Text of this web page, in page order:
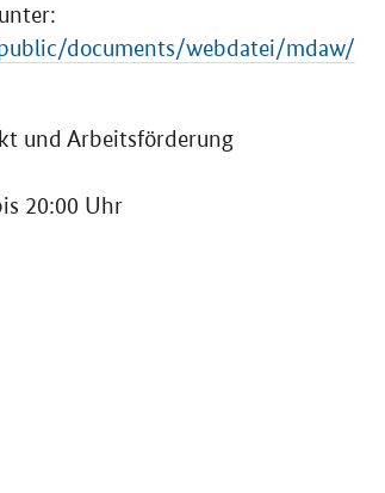
documents/webdatei/mdaw/
und Arbeitsförderung
20:00 Uhr